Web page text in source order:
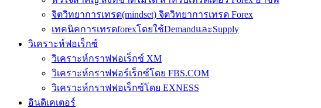
จิตวิทยาการเทรด(mindset) จิตวิทยาการเทรด Forex
เทคนิคการเทรดforexโดยใช้DemandและSupply
วิเคราะห์ฟอเร็กซ์
วิเคราะห์กราฟฟอเร็กซ์ XM
วิเคราะห์กราฟฟอร์เร็กซ์โดย FBS.COM
วิเคราะห์กราฟฟอเร็กซ์โดย EXNESS
อินดิเคเตอร์